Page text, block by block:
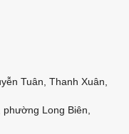
Tuân, Thanh Xuân,
Long Biên,